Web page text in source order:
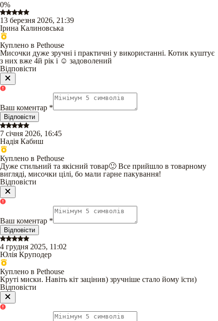
0%
13 березня 2026, 21:39
Ірина Калиновська
Куплено в Pethouse
Мисочки дуже зручні і практичні у використанні. Котик куштує
з них вже 4й рік і ☺️ задоволений
Відповісти
Ваш коментар *
Відповісти
7 січня 2026, 16:45
Надія Кабиш
Куплено в Pethouse
Дуже стильний та якісний товар🙂 Все прийшло в товарному
вигляді, мисочки цілі, бо мали гарне пакування!
Відповісти
Ваш коментар *
Відповісти
4 грудня 2025, 11:02
Юлія Круподер
Куплено в Pethouse
Круті миски. Навіть кіт зацінив) зручніше стало йому їсти)
Відповісти